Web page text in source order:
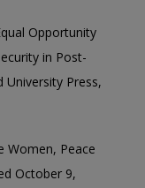
Opportunity
in Post-
University Press,
Women, Peace
October 9,